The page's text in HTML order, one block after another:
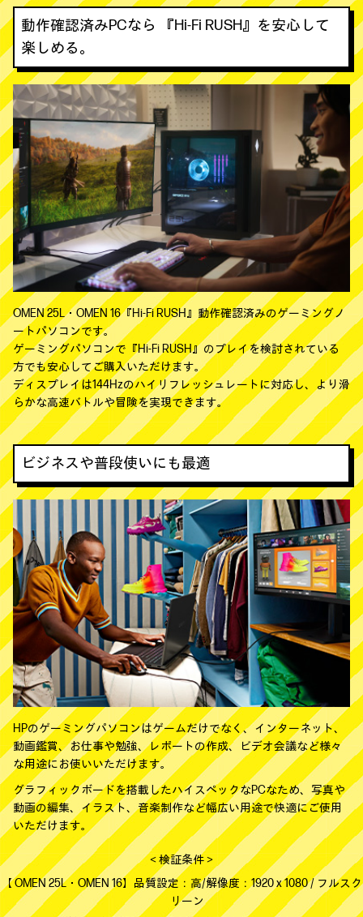
動作確認済みPCなら 『Hi-Fi RUSH』を安心して
楽しめる。
OMEN 25L・OMEN 16『Hi-Fi RUSH』動作確認済みのゲーミングノ
ートパソコンです。
ゲーミングパソコンで『Hi-Fi RUSH』のプレイを検討されている
方でも安心してご購入いただけます。
ディスプレイは144Hzのハイリフレッシュレートに対応し、より滑
らかな高速バトルや冒険を実現できます。
ビジネスや普段使いにも最適
HPのゲーミングパソコンはゲームだけでなく、インターネット、
動画鑑賞、お仕事や勉強、レポートの作成、ビデオ会議など様々
な用途にお使いいただけます。
グラフィックボードを搭載したハイスペックなPCなため、写真や
動画の編集、イラスト、音楽制作など幅広い用途で快適にご使用
いただけます。
＜検証条件＞
【 OMEN 25L・OMEN 16】品質設定：高/解像度：1920 x 1080 / フルスク
リーン